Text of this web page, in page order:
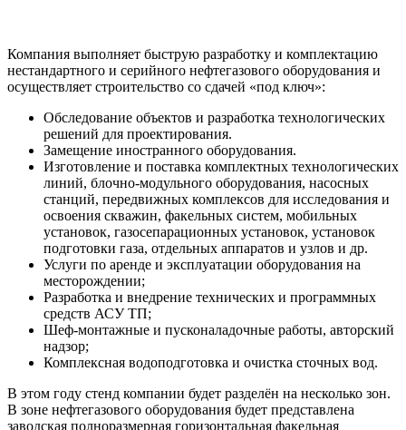
Компания выполняет быструю разработку и комплектацию
нестандартного и серийного нефтегазового оборудования и
осуществляет строительство со сдачей «под ключ»:
Обследование объектов и разработка технологических
решений для проектирования.
Замещение иностранного оборудования.
Изготовление и поставка комплектных технологических
линий, блочно-модульного оборудования, насосных
станций, передвижных комплексов для исследования и
освоения скважин, факельных систем, мобильных
установок, газосепарационных установок, установок
подготовки газа, отдельных аппаратов и узлов и др.
Услуги по аренде и эксплуатации оборудования на
месторождении;
Разработка и внедрение технических и программных
средств АСУ ТП;
Шеф-монтажные и пусконаладочные работы, авторский
надзор;
Комплексная водоподготовка и очистка сточных вод.
В этом году стенд компании будет разделён на несколько зон.
В зоне нефтегазового оборудования будет представлена
заводская полноразмерная горизонтальная факельная